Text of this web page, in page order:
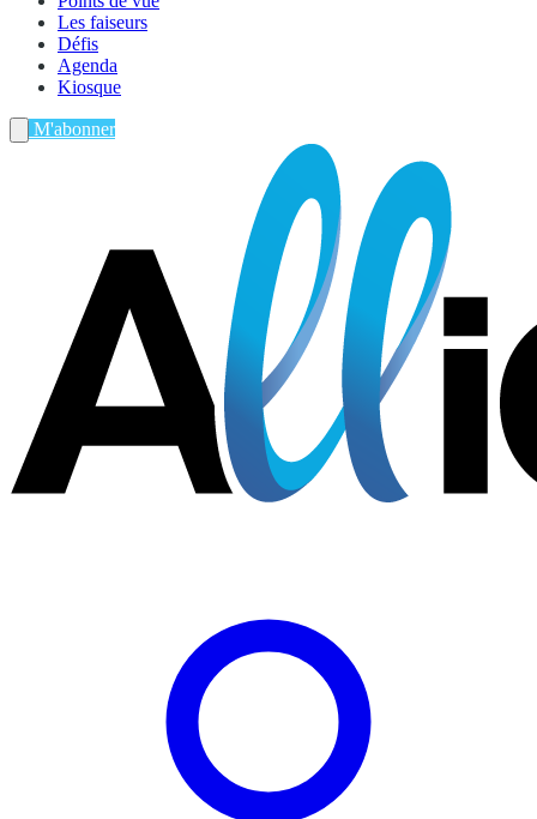
Les faiseurs
Défis
Agenda
Kiosque
M'abonner